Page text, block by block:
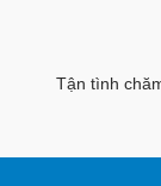
Tận tình